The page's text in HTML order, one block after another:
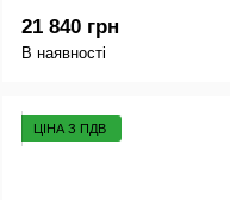
21 840 грн
В наявності
ЦІНА З ПДВ